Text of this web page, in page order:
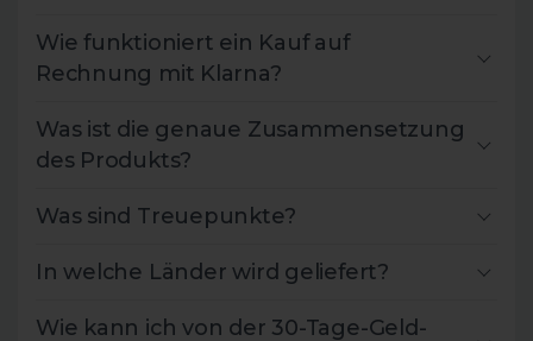
Wie funktioniert ein Kauf auf
Rechnung mit Klarna?
Was ist die genaue Zusammensetzung
des Produkts?
Was sind Treuepunkte?
In welche Länder wird geliefert?
Wie kann ich von der 30-Tage-Geld-